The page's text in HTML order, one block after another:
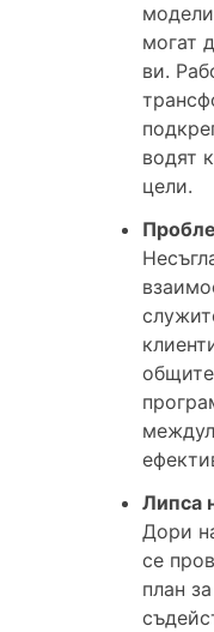
могат
ви.
водят
цели.
Липса
Дори
се
план